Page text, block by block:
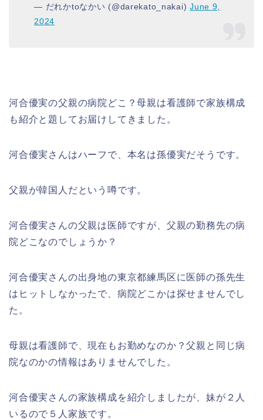
— だれかtoなかい (@darekato_nakai)June 9,
2024
河合優実の父親の病院どこ？母親は看護師で家族構成
も紹介と題してお届けしてきました。
河合優実さんはハーフで、本名は孫優実だそうです。
父親が韓国人だという噂です。
河合優実さんの父親は医師ですが、父親の勤務先の病
院どこなのでしょうか？
河合優実さんの出身地の東京都練馬区に医師の孫先生
はヒットしなかったで、病院どこかは探せませんでし
た。
母親は看護師で、現在もお勤めなのか？父親と同じ病
院なのかの情報はありませんでした。
河合優実さんの家族構成を紹介しましたが、妹が２人
いるので５人家族です。